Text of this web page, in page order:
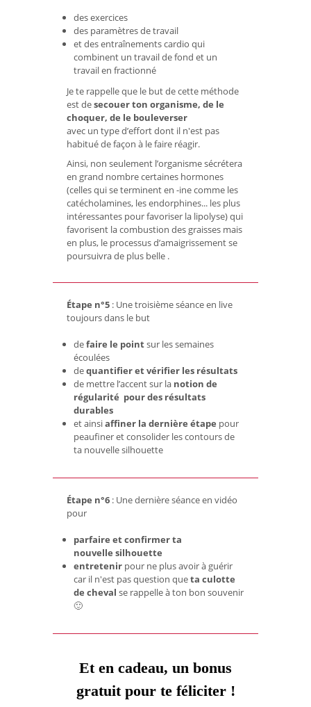
des exercices
des paramètres de travail
et des entraînements cardio qui
combinent un travail de fond et un
travail en fractionné
Je te rappelle que le but de cette méthode
est desecouer ton organisme, de le
choquer, de le bouleverser
avec un type d’effort dont il n'est pas
habitué de façon à le faire réagir.
Ainsi, non seulement l’organisme sécrétera
en grand nombre certaines hormones
(celles qui se terminent en -ine comme les
catécholamines, les endorphines... les plus
intéressantes pour favoriser la lipolyse) qui
favorisent la combustion des graisses mais
en plus, le processus d’amaigrissement se
poursuivra de plus belle .
Étape n°5 : Une troisième séance en live
toujours dans le but
defaire le pointsur les semaines
écoulées
dequantifier et vérifier les résultats
de mettre l’accent sur la notion de
régularité pour des résultats
durables
et ainsiaffiner la dernière étape pour
peaufiner et consolider les contours de
ta nouvelle silhouette
Étape n°6 : Une dernière séance en vidéo
pour
parfaire et confirmer ta
nouvelle silhouette
entretenir pour ne plus avoir à guérir
car il n'est pas question queta culotte
de cheval se rappelle à ton bon souvenir
🙂
Et en cadeau, un bonus
gratuit pour te féliciter!